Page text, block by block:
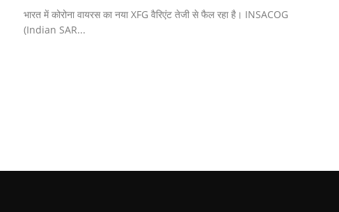
भारत में कोरोना वायरस का नया XFG वैरिएंट तेजी से फैल रहा है। INSACOG
(Indian SAR...